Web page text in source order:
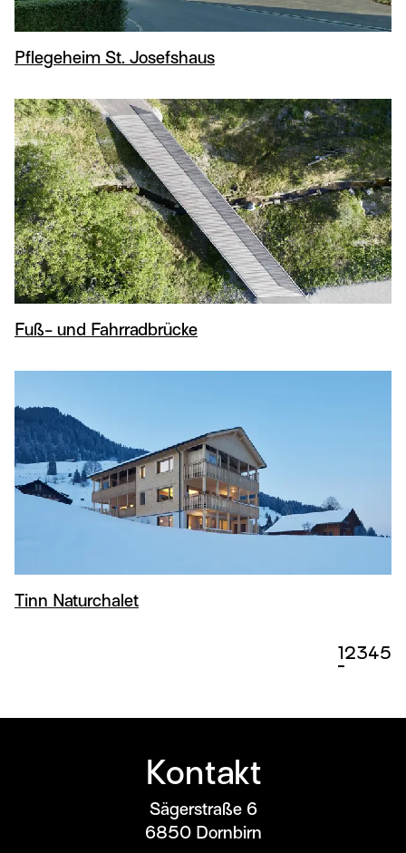
Pflegeheim St. Josefshaus
Fuß- und Fahrradbrücke
Tinn Naturchalet
12345
Kontakt
Sägerstraße 6
6850 Dornbirn